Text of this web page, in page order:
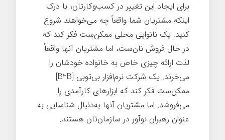
برای ایجاد این تغییر در کسب‌وکارتان، با درک
اینکه مشتریان شما واقعاً چه می‌خواهند شروع
کنید. یک نانوایی محلی ممکن‌ست فکر کند که
در حال فروش نان‌ست، اما مشتریان آنها واقعاً
لذت ارائه چیزی خاص به خانواده خودشان را
می‌خرند. یک شرکت نرم‌افزار بی‌توبی [B2B]
ممکن‌ست فکر کند که ابزارهای کارآمدی را
می‌فروشد. اما مشتریان آنها به‌دنبال شناسایی به
عنوان رهبران نوآور در سازمان‌تان هستند.